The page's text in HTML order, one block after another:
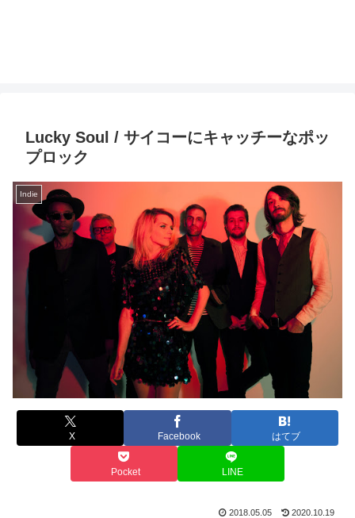
Lucky Soul / サイコーにキャッチーなポッ
プロック
Indie
X Facebook はてブ
Pocket LINE
2018.05.05 2020.10.19